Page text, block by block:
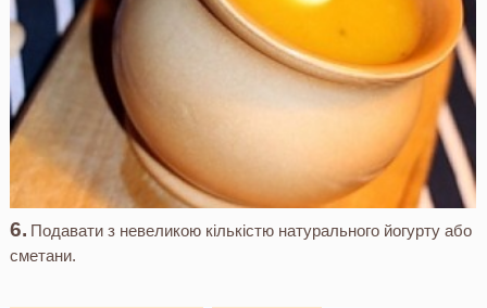
Подавати з невеликою кількістю натурального йогурту або
сметани.